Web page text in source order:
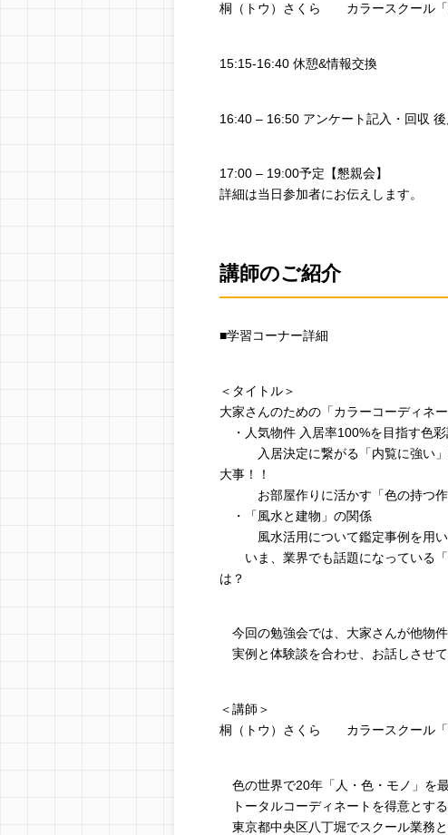
桐（トウ）さくら カラースクール「
15:15-16:40 休憩&情報交換
16:40 – 16:50 アンケート記入・回収
17:00 – 19:00予定【懇親会】
詳細は当日参加者にお伝えします。
講師のご紹介
■学習コーナー詳細
＜タイトル＞
大家さんのための「カラーコーディネ
・人気物件 入居率100%を目指す色
入居決定に繋がる「内覧に強い」
大事！！
お部屋作りに活かす「色の持つ作
・「風水と建物」の関係
風水活用について鑑定事例を用い
いま、業界でも話題になっている「
は？
今回の勉強会では、大家さんが他物
実例と体験談を合わせ、お話しさせて
＜講師＞
桐（トウ）さくら カラースクール「
色の世界で20年「人・色・モノ」を
トータルコーディネートを得意とする
東京都中央区八丁堀でスクール業務